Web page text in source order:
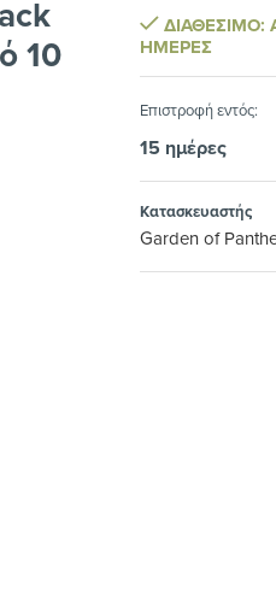
10
ΔΙΑΘΈΣΙΜΟ:
ΗΜΈΡΕΣ
Eπιστροφή εντός:
15 ημέρες
Κατασκευαστής
Garden of